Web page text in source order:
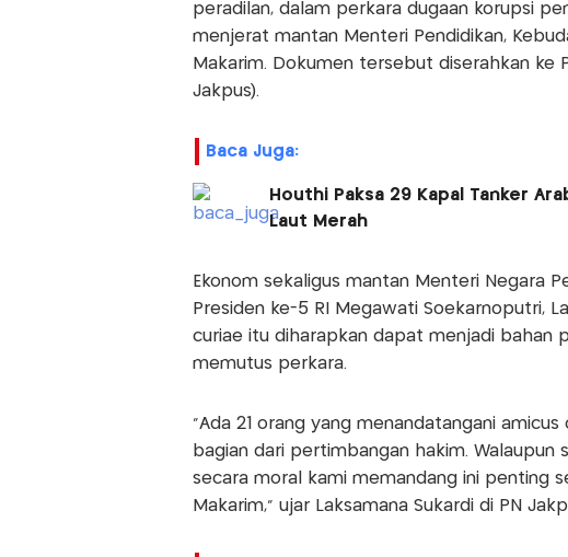
peradilan, dalam perkara dugaan korupsi
menjerat mantan Menteri Pendidikan,
Makarim. Dokumen tersebut diserahkan ke
Jakpus).
Baca Juga:
Houthi Paksa 29 Kapal Tanker
Laut Merah
Ekonom sekaligus mantan Menteri Negara
Presiden ke-5 RI Megawati Soekarnoputri,
curiae itu diharapkan dapat menjadi bahan
memutus perkara.
"Ada 21 orang yang menandatangani
bagian dari pertimbangan hakim.
secara moral kami memandang ini penting
Makarim," ujar Laksamana Sukardi di PN